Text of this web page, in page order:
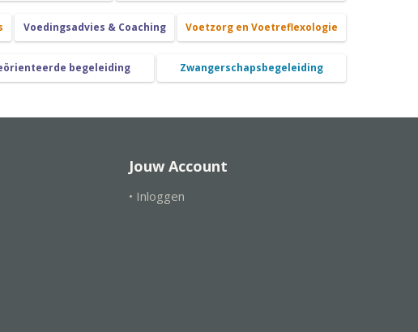
Voedingsadvies & Coaching Voetzorg en Voetreflexologie
begeleiding Zwangerschapsbegeleiding
Jouw Account
• Inloggen